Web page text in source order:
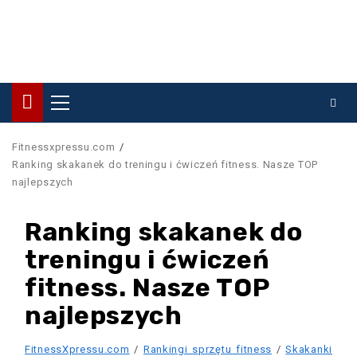
Primary
Menu
Fitnessxpressu.com
Ranking skakanek do treningu i ćwiczeń fitness. Nasze TOP
najlepszych
Ranking skakanek do
treningu i ćwiczeń
fitness. Nasze TOP
najlepszych
FitnessXpressu.com / Rankingi sprzętu fitness /Skakanki